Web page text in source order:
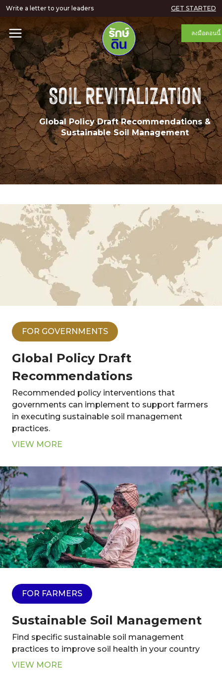
Write a letter to your leaders GET STARTED
ลงมือตอนนี้
Soil Revitalization
Global Policy Draft Recommendations &
Sustainable Soil Management
FOR GOVERNMENTS
Global Policy Draft
Recommendations
Recommended policy interventions that
governments can implement to support farmers
in executing sustainable soil management
practices.
VIEW MORE
FOR FARMERS
Sustainable Soil Management
Find specific sustainable soil management
practices to improve soil health in your country
VIEW MORE